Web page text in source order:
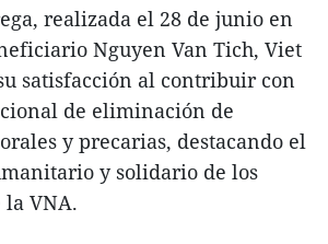
realizada el 28 de junio en
Nguyen Van Tich, Viet
satisfacción al contribuir con
de eliminación de
y precarias, destacando el
y solidario de los
la VNA.